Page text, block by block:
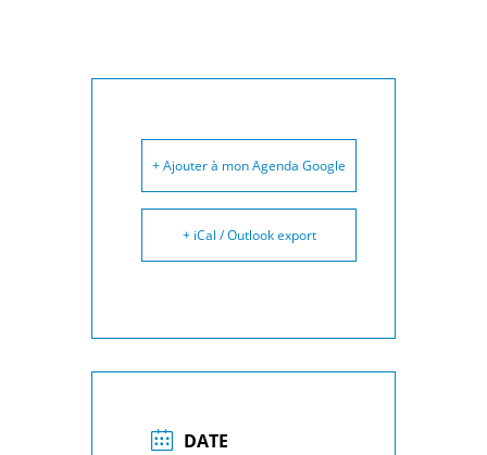
+ Ajouter à mon Agenda Google
+ iCal / Outlook export
DATE